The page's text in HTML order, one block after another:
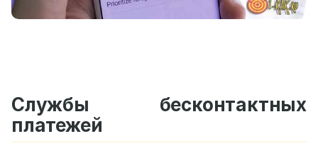
Службы бесконтактных
платежей